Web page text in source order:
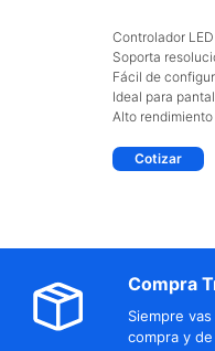
Controlador
Soporta
Fácil de
Ideal para
Alto
Cotizar
Compra
Siempre
compra y